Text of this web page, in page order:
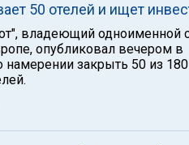
50 отелей и ищет
владеющий одноименной
опубликовал вечером в
намерении закрыть 50 из 180